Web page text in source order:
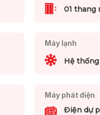
01 thang
Máy lạnh
Hệ
Máy phát điện
Điện dự